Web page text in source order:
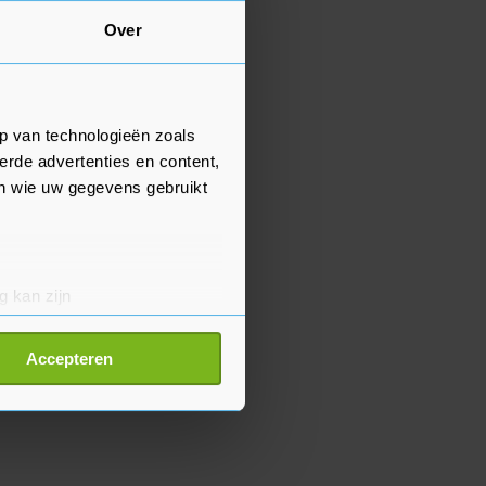
Over
van technologieën zoals
advertenties en content,
wie uw gegevens gebruikt
kan zijn
detailgedeelte
Accepteren